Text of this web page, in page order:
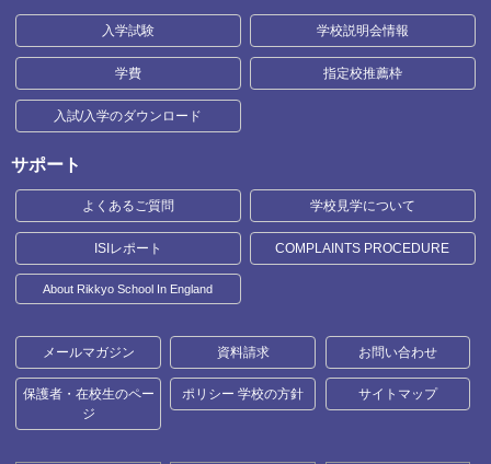
入学試験 学校説明会情報
学費 指定校推薦枠
入試/入学のダウンロード
サポート
よくあるご質問 学校見学について
ISIレポート COMPLAINTS PROCEDURE
About Rikkyo School In England
メールマガジン 資料請求 お問い合わせ
保護者・在校生のペー
ジ
ポリシー 学校の方針 サイトマップ